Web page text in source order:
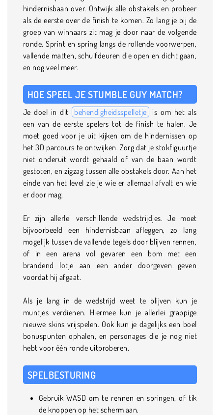
hindernisbaan over. Ontwijk alle obstakels en probeer
als de eerste over de finish te komen. Zo lang je bij de
groep van winnaars zit mag je door naar de volgende
ronde. Sprint en spring langs de rollende voorwerpen,
vallende matten, schuifdeuren die open en dicht gaan,
en nog veel meer.
HOE SPEEL JE STUMBLE GUY MATCH?
Je doel in dit behendigheidsspelletje is om het als
een van de eerste spelers tot de finish te halen. Je
moet goed voor je uit kijken om de hindernissen op
het 3D parcours te ontwijken. Zorg dat je stokfiguurtje
niet onderuit wordt gehaald of van de baan wordt
gestoten, en zigzag tussen alle obstakels door. Aan het
einde van het level zie je wie er allemaal afvalt en wie
er door mag.
Er zijn allerlei verschillende wedstrijdjes. Je moet
bijvoorbeeld een hindernisbaan afleggen, zo lang
mogelijk tussen de vallende tegels door blijven rennen,
of in een arena vol gevaren een bom met een
brandend lotje aan een ander doorgeven geven
voordat hij afgaat.
Als je lang in de wedstrijd weet te blijven kun je
muntjes verdienen. Hiermee kun je allerlei grappige
nieuwe skins vrijspelen. Ook kun je dagelijks een boel
bonuspunten ophalen, en personages die je nog niet
hebt voor één ronde uitproberen.
SPELBESTURING
Gebruik WASD om te rennen en springen, of tik
de knoppen op het scherm aan.